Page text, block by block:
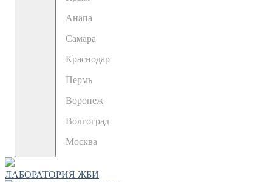
Анапа
Самара
Краснодар
Пермь
Воронеж
Волгоград
Москва
ЛАБОРАТОРИЯ ЖБИ